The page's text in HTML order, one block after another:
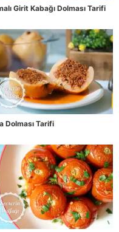
Girit Kabağı Dolması Tarifi
Dolması Tarifi